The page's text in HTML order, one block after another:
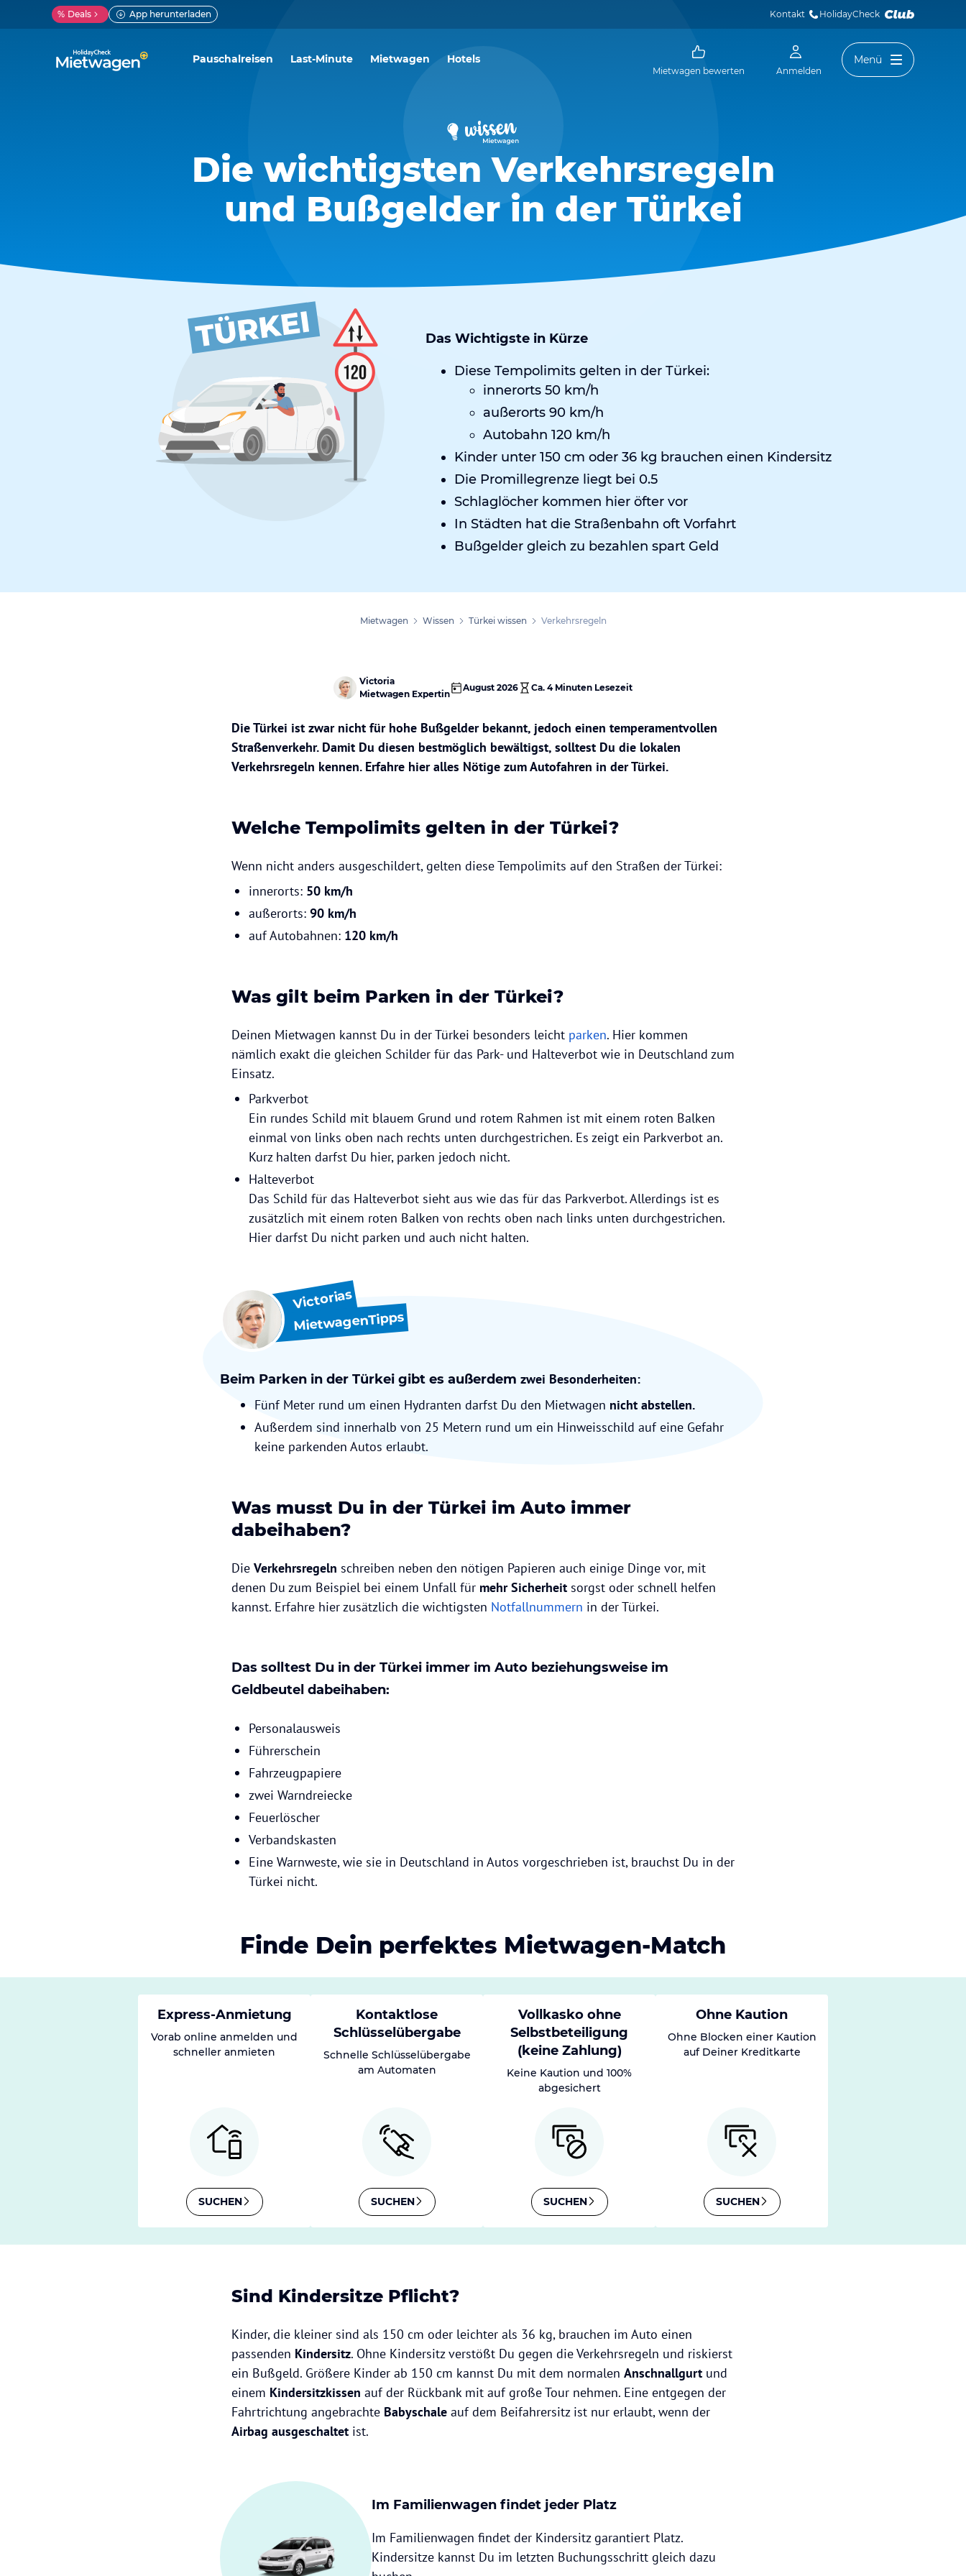
% Deals App herunterladen Kontakt HolidayCheck
Pauschalreisen Last-Minute Mietwagen Hotels
Mietwagen bewerten Anmelden
Menü
Die wichtigsten Verkehrsregeln
und Bußgelder in der Türkei
Das Wichtigste in Kürze
Diese Tempolimits gelten in der Türkei:
innerorts 50 km/h
außerorts 90 km/h
Autobahn 120 km/h
Kinder unter 150 cm oder 36 kg brauchen einen Kindersitz
Die Promillegrenze liegt bei 0.5
Schlaglöcher kommen hier öfter vor
In Städten hat die Straßenbahn oft Vorfahrt
Bußgelder gleich zu bezahlen spart Geld
Mietwagen Wissen Türkei wissen Verkehrsregeln
Victoria
Mietwagen Expertin
August 2026 Ca. 4 Minuten Lesezeit
Die Türkei ist zwar nicht für hohe Bußgelder bekannt, jedoch einen temperamentvollen
Straßenverkehr. Damit Du diesen bestmöglich bewältigst, solltest Du die lokalen
Verkehrsregeln kennen. Erfahre hier alles Nötige zum Autofahren in der Türkei.
Welche Tempolimits gelten in der Türkei?
Wenn nicht anders ausgeschildert, gelten diese Tempolimits auf den Straßen der Türkei:
innerorts: 50 km/h
außerorts: 90 km/h
auf Autobahnen: 120 km/h
Was gilt beim Parken in der Türkei?
Deinen Mietwagen kannst Du in der Türkei besonders leicht parken. Hier kommen
nämlich exakt die gleichen Schilder für das Park- und Halteverbot wie in Deutschland zum
Einsatz.
Parkverbot
Ein rundes Schild mit blauem Grund und rotem Rahmen ist mit einem roten Balken
einmal von links oben nach rechts unten durchgestrichen. Es zeigt ein Parkverbot an.
Kurz halten darfst Du hier, parken jedoch nicht.
Halteverbot
Das Schild für das Halteverbot sieht aus wie das für das Parkverbot. Allerdings ist es
zusätzlich mit einem roten Balken von rechts oben nach links unten durchgestrichen.
Hier darfst Du nicht parken und auch nicht halten.
Victorias
MietwagenTipps
Beim Parken in der Türkei gibt es außerdem zwei Besonderheiten:
Fünf Meter rund um einen Hydranten darfst Du den Mietwagen nicht abstellen.
Außerdem sind innerhalb von 25 Metern rund um ein Hinweisschild auf eine Gefahr
keine parkenden Autos erlaubt.
Was musst Du in der Türkei im Auto immer
dabeihaben?
Die Verkehrsregeln schreiben neben den nötigen Papieren auch einige Dinge vor, mit
denen Du zum Beispiel bei einem Unfall für mehr Sicherheit sorgst oder schnell helfen
kannst. Erfahre hier zusätzlich die wichtigsten Notfallnummern in der Türkei.
Das solltest Du in der Türkei immer im Auto beziehungsweise im
Geldbeutel dabeihaben:
Personalausweis
Führerschein
Fahrzeugpapiere
zwei Warndreiecke
Feuerlöscher
Verbandskasten
Eine Warnweste, wie sie in Deutschland in Autos vorgeschrieben ist, brauchst Du in der
Türkei nicht.
Finde Dein perfektes Mietwagen-Match
Express-Anmietung
Vorab online anmelden und
schneller anmieten
SUCHEN
Kontaktlose
Schlüsselübergabe
Schnelle Schlüsselübergabe
am Automaten
SUCHEN
Vollkasko ohne
Selbstbeteiligung
(keine Zahlung)
Keine Kaution und 100%
abgesichert
SUCHEN
Ohne Kaution
Ohne Blocken einer Kaution
auf Deiner Kreditkarte
SUCHEN
Sind Kindersitze Pflicht?
Kinder, die kleiner sind als 150 cm oder leichter als 36 kg, brauchen im Auto einen
passenden Kindersitz. Ohne Kindersitz verstößt Du gegen die Verkehrsregeln und riskierst
ein Bußgeld. Größere Kinder ab 150 cm kannst Du mit dem normalen Anschnallgurt und
einem Kindersitzkissen auf der Rückbank mit auf große Tour nehmen. Eine entgegen der
Fahrtrichtung angebrachte Babyschale auf dem Beifahrersitz ist nur erlaubt, wenn der
Airbag ausgeschaltet ist.
Im Familienwagen findet jeder Platz
Im Familienwagen findet der Kindersitz garantiert Platz.
Kindersitze kannst Du im letzten Buchungsschritt gleich dazu